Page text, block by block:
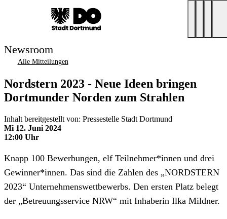
Newsroom
Alle Mitteilungen
Nordstern 2023 - Neue Ideen bringen
Dortmunder Norden zum Strahlen
Inhalt bereitgestellt von: Pressestelle Stadt Dortmund
Mi 12. Juni 2024
12:00 Uhr
Knapp 100 Bewerbungen, elf Teilnehmer*innen und drei
Gewinner*innen. Das sind die Zahlen des „NORDSTERN
2023“ Unternehmenswettbewerbs. Den ersten Platz belegt
der „Betreuungsservice NRW“ mit Inhaberin Ilka Mildner.